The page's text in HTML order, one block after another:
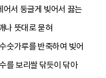
서 둥글게 빚어서 끓는
나 뜻대로 묻혀
숫가루를 반죽하여 빚어
를 보리쌀 닦듯이 닦아